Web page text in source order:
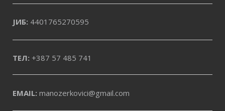
ЈИБ: 4401765270595
ТЕЛ: +387 57 485 741
EMAIL: manozerkovici@gmail.com